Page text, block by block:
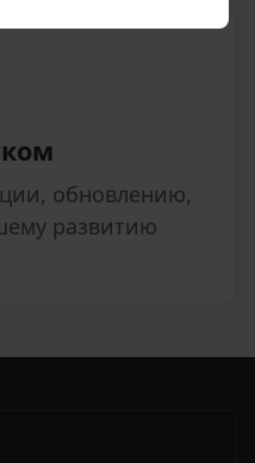
обновлению,
развитию